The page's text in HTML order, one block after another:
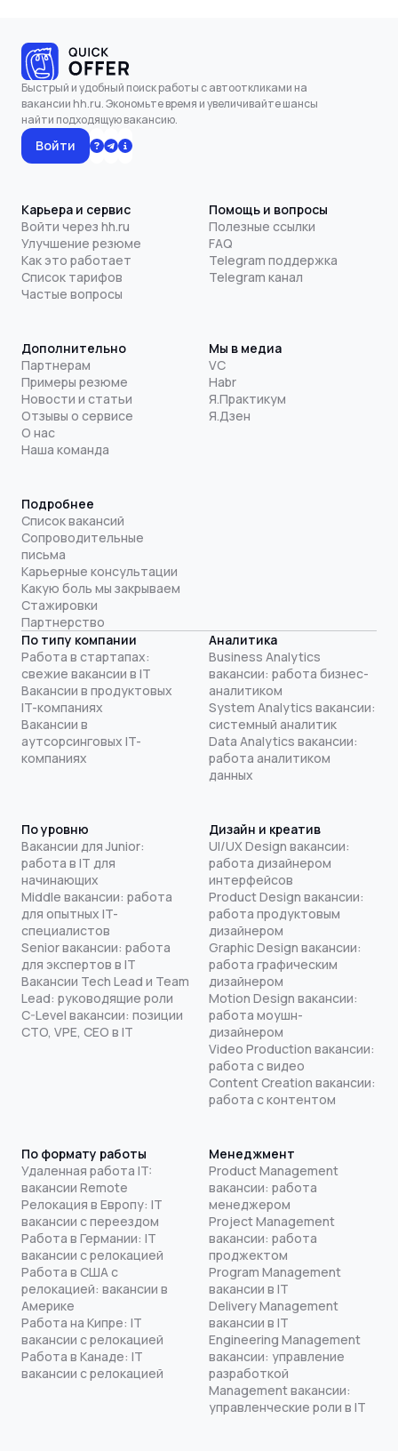
Быстрый и удобный поиск работы с автооткликами на
вакансии hh.ru. Экономьте время и увеличивайте шансы
найти подходящую вакансию.
Войти
Карьера и сервис
Войти через hh.ru
Улучшение резюме
Как это работает
Список тарифов
Частые вопросы
Помощь и вопросы
Полезные ссылки
FAQ
Telegram поддержка
Telegram канал
Дополнительно
Партнерам
Примеры резюме
Новости и статьи
Отзывы о сервисе
О нас
Наша команда
Мы в медиа
VC
Habr
Я.Практикум
Я.Дзен
Подробнее
Список вакансий
Сопроводительные
письма
Карьерные консультации
Какую боль мы закрываем
Стажировки
Партнерство
По типу компании
Работа в стартапах:
свежие вакансии в IT
Вакансии в продуктовых
IT-компаниях
Вакансии в
аутсорсинговых IT-
компаниях
Аналитика
Business Analytics
вакансии: работа бизнес-
аналитиком
System Analytics вакансии:
системный аналитик
Data Analytics вакансии:
работа аналитиком
данных
По уровню
Вакансии для Junior:
работа в IT для
начинающих
Middle вакансии: работа
для опытных IT-
специалистов
Senior вакансии: работа
для экспертов в IT
Вакансии Tech Lead и Team
Lead: руководящие роли
C-Level вакансии: позиции
CTO, VPE, CEO в IT
Дизайн и креатив
UI/UX Design вакансии:
работа дизайнером
интерфейсов
Product Design вакансии:
работа продуктовым
дизайнером
Graphic Design вакансии:
работа графическим
дизайнером
Motion Design вакансии:
работа моушн-
дизайнером
Video Production вакансии:
работа с видео
Content Creation вакансии:
работа с контентом
По формату работы
Удаленная работа IT:
вакансии Remote
Релокация в Европу: IT
вакансии с переездом
Работа в Германии: IT
вакансии с релокацией
Работа в США с
релокацией: вакансии в
Америке
Работа на Кипре: IT
вакансии с релокацией
Работа в Канаде: IT
вакансии с релокацией
Менеджмент
Product Management
вакансии: работа
менеджером
Project Management
вакансии: работа
проджектом
Program Management
вакансии в IT
Delivery Management
вакансии в IT
Engineering Management
вакансии: управление
разработкой
Management вакансии:
управленческие роли в IT